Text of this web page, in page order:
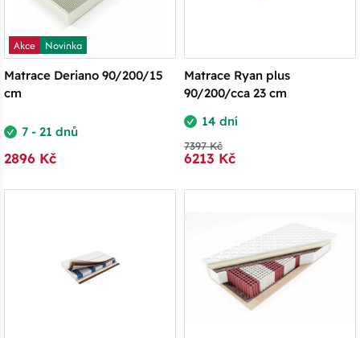
Akce
Novinka
Matrace Deriano 90/200/15
cm
7 - 21 dnů
2896 Kč
Matrace Ryan plus
90/200/cca 23 cm
14 dní
7397 Kč
6213 Kč